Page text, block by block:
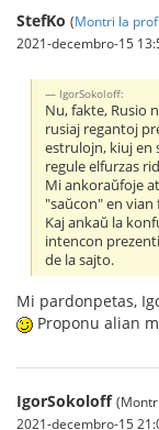
StefKo (Montri la
2021-decembro-15
IgorSokoloff:
Nu, fakte, Rusio
rusiaj regantoj
estrulojn, kiuj en
regule elfurzas
Mi ankoraŭfoje
"saŭcon" en
Kaj ankaŭ la
intencon
de la sajto.
Mi pardonpetas,
Proponu alian
IgorSokoloff
2021-decembro-15